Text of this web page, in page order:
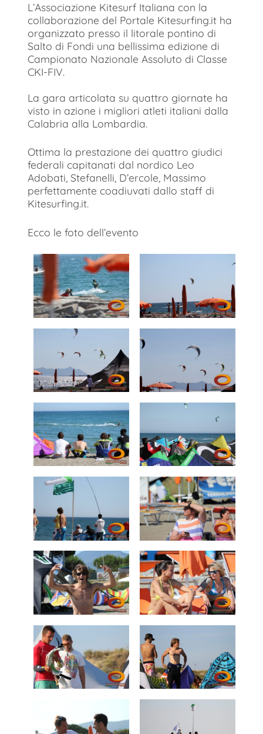
L’Associazione Kitesurf Italiana con la
collaborazione del Portale Kitesurfing.it ha
organizzato presso il litorale pontino di
Salto di Fondi una bellissima edizione di
Campionato Nazionale Assoluto di Classe
CKI-FIV.
La gara articolata su quattro giornate ha
visto in azione i migliori atleti italiani dalla
Calabria alla Lombardia.
Ottima la prestazione dei quattro giudici
federali capitanati dal nordico Leo
Adobati, Stefanelli, D’ercole, Massimo
perfettamente coadiuvati dallo staff di
Kitesurfing.it.
Ecco le foto dell’evento